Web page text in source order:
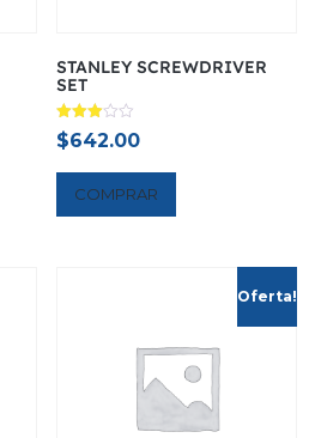
STANLEY SCREWDRIVER
SET
Avaliação
3.00
$642.00
COMPRAR
Oferta!